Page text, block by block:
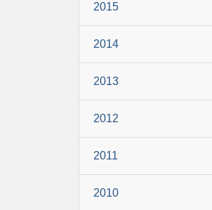
2015
2014
2013
2012
2011
2010